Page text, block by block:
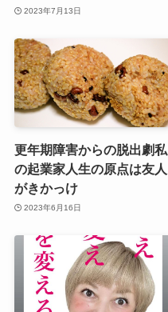
2023年7月13日
更年期障害からの脱出劇私
の起業家人生の原点は友人
がきかっけ
2023年6月16日